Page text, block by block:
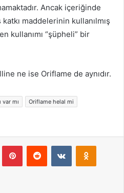
Ancak içeriğinde
maddelerinin kullanılmış
kullanımı “şüpheli” bir
ne ise Oriflame de aynıdır.
mı
Oriflame helal mi
PinterestReddit VKontakte